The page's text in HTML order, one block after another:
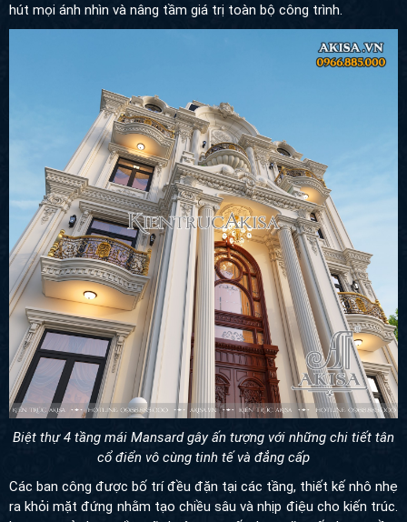
nhìn và nâng tầm giá trị toàn bộ công trình.
Biệt thự 4 tầng mái Mansard gây ấn tượng với những chi tiết tân
cổ điển vô cùng tinh tế và đẳng cấp
Các ban công được bố trí đều đặn tại các tầng, thiết kế nhô nhẹ
ra khỏi mặt đứng nhằm tạo chiều sâu và nhịp điệu cho kiến trúc.